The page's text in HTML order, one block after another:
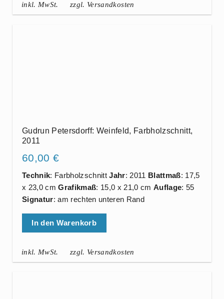
inkl. MwSt. zzgl. Versandkosten
Gudrun Petersdorff: Weinfeld, Farbholzschnitt,
2011
60,00 €
Technik: FarbholzschnittJahr: 2011 Blattmaß: 17,5
x 23,0 cmGrafikmaß: 15,0 x 21,0 cmAuflage: 55
Signatur: am rechten unteren Rand
In den Warenkorb
inkl. MwSt. zzgl. Versandkosten